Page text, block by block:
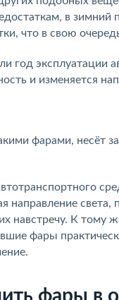
в
что в свою
год эксплуатации
и изменяется
фарами, несёт
направление
навстречу. К тому
фары
фары в